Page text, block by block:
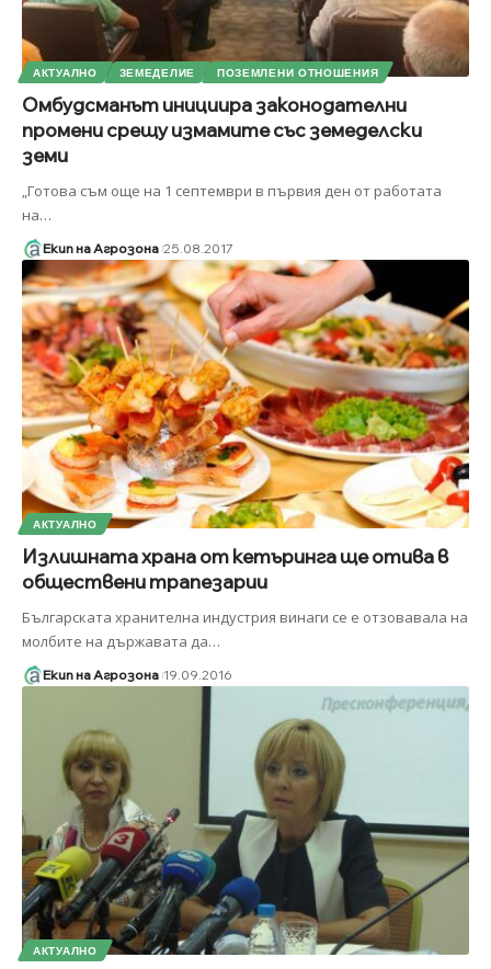
АКТУАЛНО ЗЕМЕДЕЛИЕ ПОЗЕМЛЕНИ ОТНОШЕНИЯ
Омбудсманът инициира законодателни
промени срещу измамите със земеделски
земи
„Готова съм още на 1 септември в първия ден от работата
на…
Екип на Агрозона 25.08.2017
АКТУАЛНО
Излишната храна от кетъринга ще отива в
обществени трапезарии
Българската хранителна индустрия винаги се е отзовавала на
молбите на държавата да…
Екип на Агрозона 19.09.2016
АКТУАЛНО